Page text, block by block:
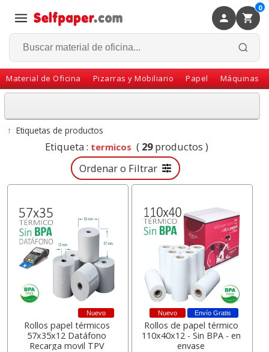
0
Material de Oficina Pizarras y Mobiliario Papel Máquinas
Volver
↑Etiquetas de productos
Etiqueta : termicos ( 29productos )
Ordenar o Filtrar
Nuevo
Rollos papel térmicos
57x35x12 Datáfono
Recarga movil TPV
Envío Gratis
Nuevo
Rollos de papel térmico
110x40x12 - Sin BPA - en
envase